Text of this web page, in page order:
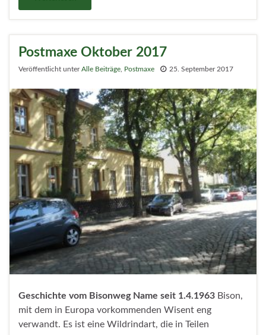
Postmaxe Oktober 2017
Veröffentlicht unterAlle Beiträge Postmaxe 25. September 2017
Geschichte vom Bisonweg Name seit 1.4.1963 Bison,
mit dem in Europa vorkommenden Wisent eng
verwandt. Es ist eine Wildrindart, die in Teilen